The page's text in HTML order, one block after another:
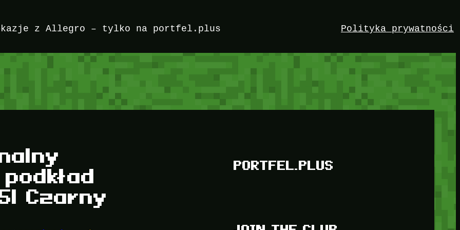
z Allegro – tylko na portfel.plus Polityka prywatności
Czarny
PORTFEL.PLUS